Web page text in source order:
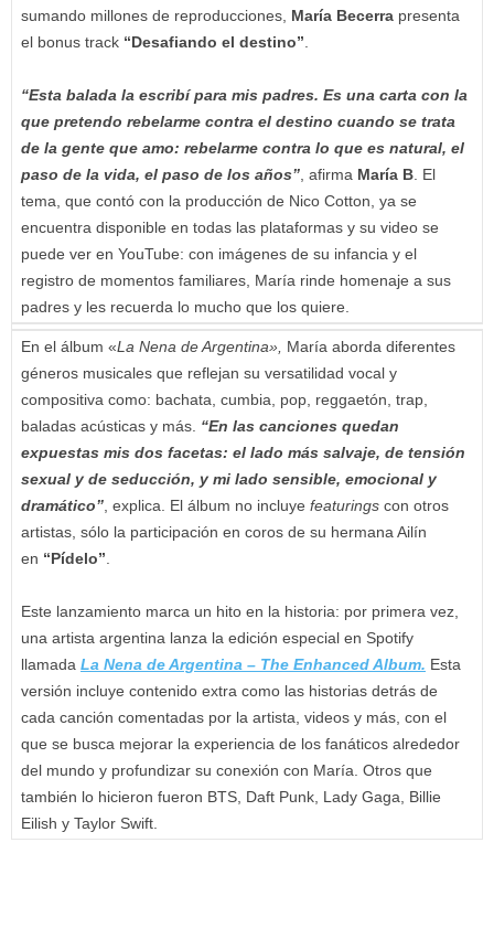
sumando millones de reproducciones, María Becerra presenta
el bonus track “Desafiando el destino”
“Esta balada la escribí para mis padres. Es una carta con la
que pretendo rebelarme contra el destino cuando se trata
de la gente que amo: rebelarme contra lo que es natural, el
paso de la vida, el paso de los años” , afirma María B . El
tema, que contó con la producción de Nico Cotton, ya se
encuentra disponible en todas las plataformas y su video se
puede ver en YouTube: con imágenes de su infancia y el
registro de momentos familiares, María rinde homenaje a sus
padres y les recuerda lo mucho que los quiere.
En el álbum «La Nena de Argentina», María aborda diferentes
géneros musicales que reflejan su versatilidad vocal y
compositiva como: bachata, cumbia, pop, reggaetón, trap,
baladas acústicas y más. “En las canciones quedan
expuestas mis dos facetas: el lado más salvaje, de tensión
sexual y de seducción, y mi lado sensible, emocional y
dramático” , explica. El álbum no incluye featurings con otros
artistas, sólo la participación en coros de su hermana Ailín
en “Pídelo”
Este lanzamiento marca un hito en la historia: por primera vez,
una artista argentina lanza la edición especial en Spotify
llamada La Nena de Argentina – The Enhanced Album. Esta
versión incluye contenido extra como las historias detrás de
cada canción comentadas por la artista, videos y más, con el
que se busca mejorar la experiencia de los fanáticos alrededor
del mundo y profundizar su conexión con María. Otros que
también lo hicieron fueron BTS, Daft Punk, Lady Gaga, Billie
Eilish y Taylor Swift.